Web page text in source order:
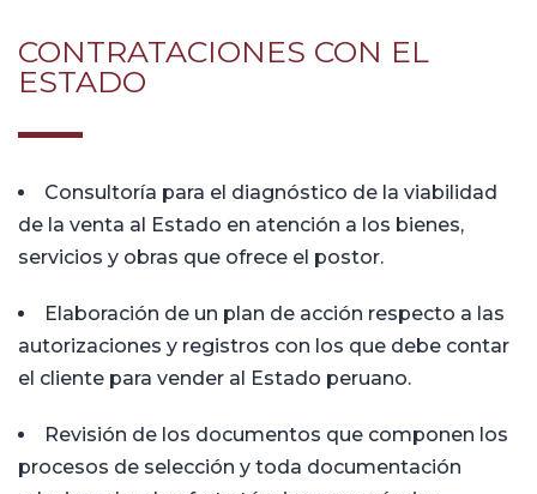
CONTRATACIONES CON EL
ESTADO
Consultoría para el diagnóstico de la viabilidad
de la venta al Estado en atención a los bienes,
servicios y obras que ofrece el postor.
Elaboración de un plan de acción respecto a las
autorizaciones y registros con los que debe contar
el cliente para vender al Estado peruano.
Revisión de los documentos que componen los
procesos de selección y toda documentación